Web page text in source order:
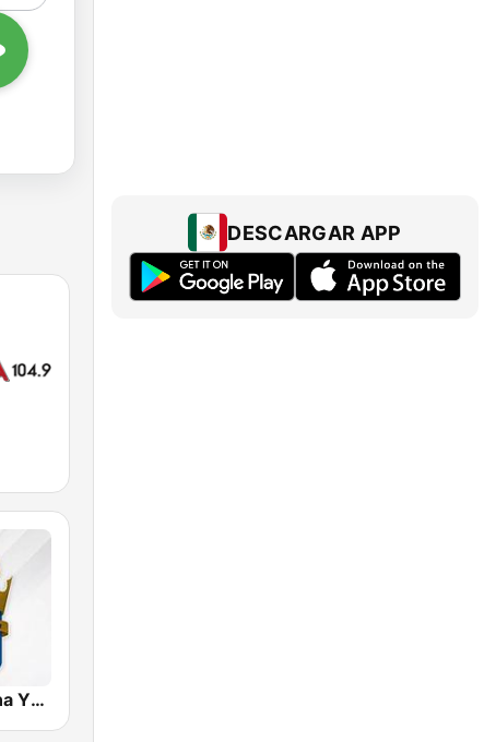
Radio Cadena YSKL La Poderosa
DESCARGAR APP